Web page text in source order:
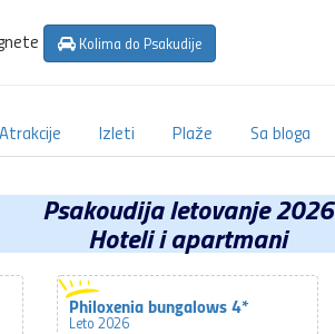
Kolima do Psakudije
Atrakcije Izleti Plaže Sa bloga
Psakoudija letovanje 2026
Hoteli i apartmani
Philoxenia bungalows 4*
Leto 2026